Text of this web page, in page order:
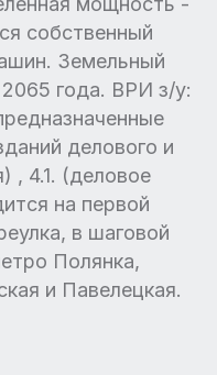
собственный
Земельный
года. ВРИ з/у:
делового и
, 4.1. (деловое
на первой
в шаговой
Полянка,
и Павелецкая.